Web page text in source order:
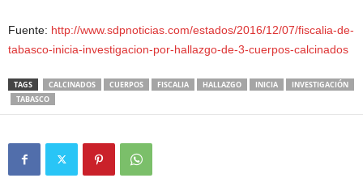
Fuente: http://www.sdpnoticias.com/estados/2016/12/07/fiscalia-de-
tabasco-inicia-investigacion-por-hallazgo-de-3-cuerpos-calcinados
TAGS CALCINADOS CUERPOS FISCALIA HALLAZGO INICIA
INVESTIGACIÓN
TABASCO